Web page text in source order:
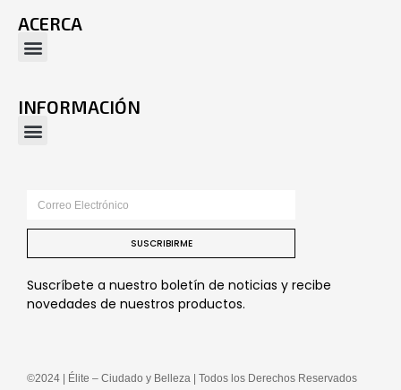
ACERCA
INFORMACIÓN
SUSCRIBIRME
Suscríbete a nuestro boletín de noticias y recibe
novedades de nuestros productos.
©2024 | Élite – Ciudado y Belleza | Todos los Derechos Reservados